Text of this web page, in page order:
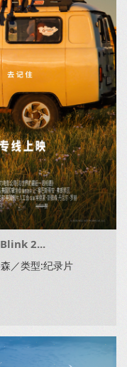
Blink 2...
／类型:纪录片